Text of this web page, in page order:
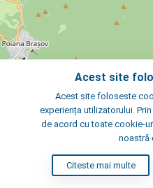
2 km
Acest site
Acest site foloseste
experiența utilizatorului.
de acord cu toate cookie-
noastră
Citeste mai multe